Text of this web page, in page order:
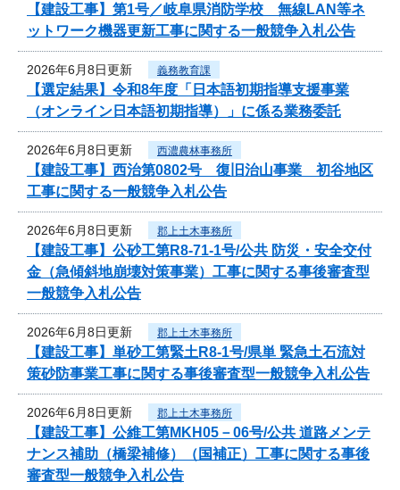
【建設工事】第1号／岐阜県消防学校 無線LAN等ネ
ットワーク機器更新工事に関する一般競争入札公告
2026年6月8日更新 義務教育課
【選定結果】令和8年度「日本語初期指導支援事業
（オンライン日本語初期指導）」に係る業務委託
2026年6月8日更新 西濃農林事務所
【建設工事】西治第0802号 復旧治山事業 初谷地区
工事に関する一般競争入札公告
2026年6月8日更新 郡上土木事務所
【建設工事】公砂工第R8-71-1号/公共 防災・安全交付
金（急傾斜地崩壊対策事業）工事に関する事後審査型
一般競争入札公告
2026年6月8日更新 郡上土木事務所
【建設工事】単砂工第緊土R8-1号/県単 緊急土石流対
策砂防事業工事に関する事後審査型一般競争入札公告
2026年6月8日更新 郡上土木事務所
【建設工事】公維工第MKH05－06号/公共 道路メンテ
ナンス補助（橋梁補修）（国補正）工事に関する事後
審査型一般競争入札公告